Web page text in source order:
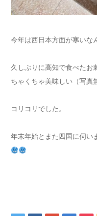
今年は西日本方面が寒いな
久しぶりに高知で食べたお
ちゃくちゃ美味しい（写真
コリコリでした。
年末年始とまた四国に伺い